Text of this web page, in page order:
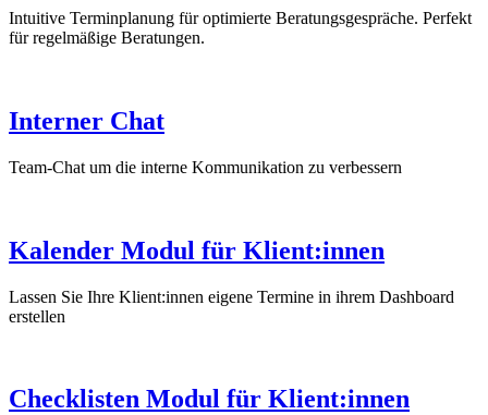
Intuitive Terminplanung für optimierte Beratungsgespräche. Perfekt
für regelmäßige Beratungen.
Interner Chat
Team-Chat um die interne Kommunikation zu verbessern
Kalender Modul für Klient:innen
Lassen Sie Ihre Klient:innen eigene Termine in ihrem Dashboard
erstellen
Checklisten Modul für Klient:innen